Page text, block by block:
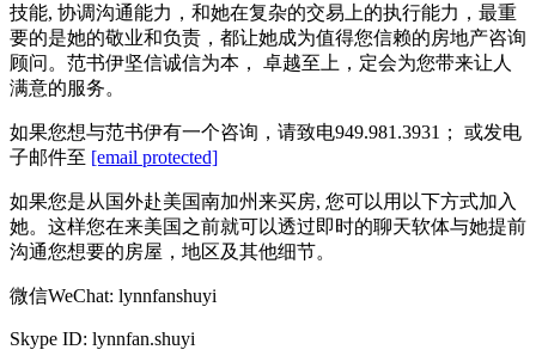
技能, 协调沟通能力，和她在复杂的交易上的执行能力，最重
要的是她的敬业和负责，都让她成为值得您信赖的房地产咨询
顾问。范书伊坚信诚信为本， 卓越至上，定会为您带来让人
满意的服务。
如果您想与范书伊有一个咨询，请致电949.981.3931； 或发电
子邮件至 [email protected]
如果您是从国外赴美国南加州来买房, 您可以用以下方式加入
她。这样您在来美国之前就可以透过即时的聊天软体与她提前
沟通您想要的房屋，地区及其他细节。
微信WeChat: lynnfanshuyi
Skype ID: lynnfan.shuyi